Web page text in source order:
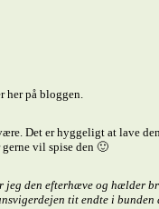
her på bloggen.
Det er hyggeligt at lave
vil spise den 🙂
den efterhæve og hælder
tit endte i bunden